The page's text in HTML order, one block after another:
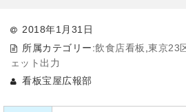
2018年1月31日
所属カテゴリー:飲食店看板 ,東京23
ェット出力
看板宝屋広報部